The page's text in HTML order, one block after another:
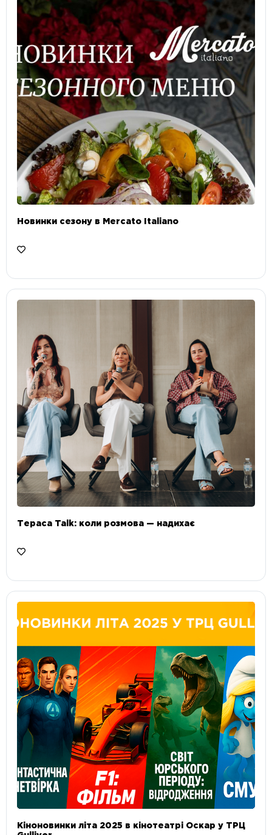
Новинки сезону в Mercato Italiano
Тераса Talk: коли розмова — надихає
Кіноновинки літа 2025 в кінотеатрі Оскар у ТРЦ